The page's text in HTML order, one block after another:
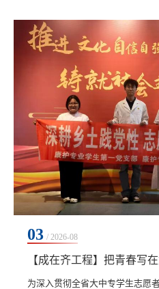
03 / 2026-08
为深入贯彻全省大中专学生志愿